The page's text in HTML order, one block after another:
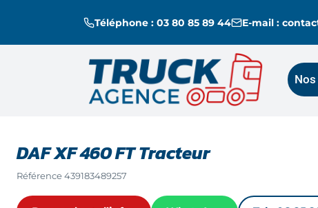
Téléphone : 03 80 85 89 44 E-mail :
DAF XF 460 FT Tracteur
Référence439183489257